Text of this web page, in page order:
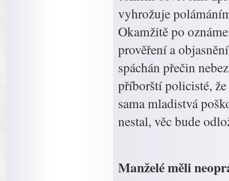
vyhrožuje
Okamžitě po
prověření a
spáchán přečin
příborští policisté,
sama mladistvá
nestal, věc bude
Manželé měli